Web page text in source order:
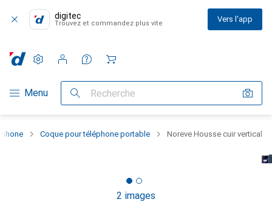
digitec
Trouvez et commandez plus vite Vers l'app
Navigation par catégorie
Menu Recherche
Paramètres
Compte client
Listes de comparaison
Listes d'envies
Panier
Coque pour téléphone portable Noreve Housse cuir vertical
2 images